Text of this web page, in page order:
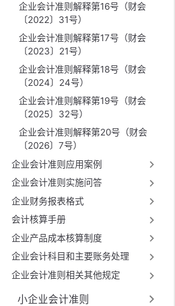
企业会计准则解释第16号（财会
〔2022〕31号）
企业会计准则解释第17号（财会
〔2023〕21号）
企业会计准则解释第18号（财会
〔2024〕24号）
企业会计准则解释第19号（财会
〔2025〕32号）
企业会计准则解释第20号（财会
〔2026〕7号）
企业会计准则应用案例
企业会计准则实施问答
企业财务报表格式
会计核算手册
企业产品成本核算制度
企业会计科目和主要账务处理
企业会计准则相关其他规定
小企业会计准则